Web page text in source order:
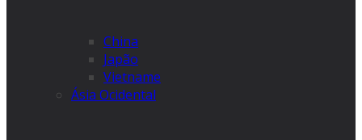
China
Japão
Vietname
Ásia Ocidental